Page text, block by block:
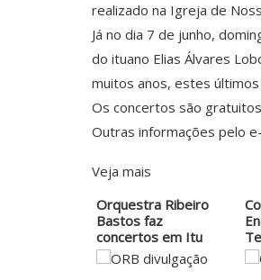
realizado na Igreja de
Já no dia 7 de junho,
do ituano Elias Álvares
muitos anos, estes
Os concertos são
Outras informações pelo
Veja mais
Orquestra Ribeiro
Bastos faz
concertos em Itu